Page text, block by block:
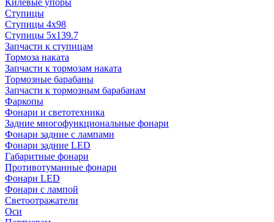
Килевые упоры
Ступицы
Ступицы 4x98
Ступицы 5x139.7
Запчасти к ступицам
Тормоза наката
Запчасти к тормозам наката
Тормозные барабаны
Запчасти к тормозным барабанам
Фаркопы
Фонари и светотехника
Задние многофункциональные фонари
Фонари задние с лампами
Фонари задние LED
Габаритные фонари
Противотуманные фонари
Фонари LED
Фонари с лампой
Светоотражатели
Оси